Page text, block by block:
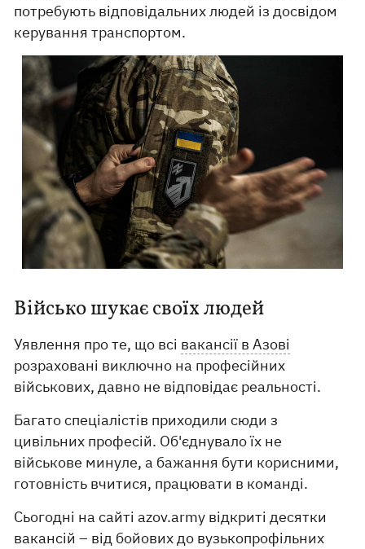
потребують відповідальних людей із досвідом
керування транспортом.
Військо шукає своїх людей
Уявлення про те, що всі вакансії в Азові
розраховані виключно на професійних
військових, давно не відповідає реальності.
Багато спеціалістів приходили сюди з
цивільних професій. Об'єднувало їх не
військове минуле, а бажання бути корисними,
готовність вчитися, працювати в команді.
Сьогодні на сайті azov.army відкриті десятки
вакансій – від бойових до вузькопрофільних